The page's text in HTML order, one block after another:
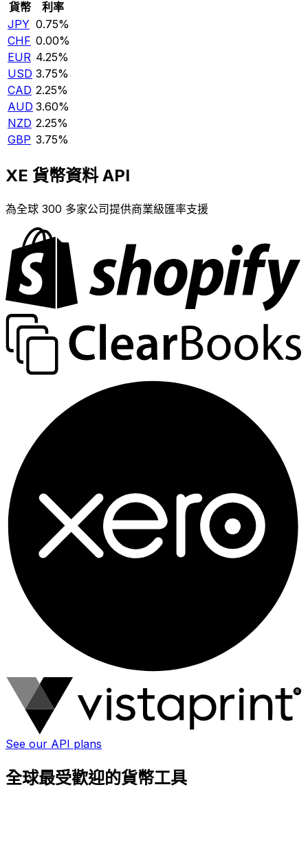
貨幣
利率
JPY 0.75%
CHF 0.00%
EUR 4.25%
USD 3.75%
CAD 2.25%
AUD 3.60%
NZD 2.25%
GBP 3.75%
XE 貨幣資料 API
為全球 300 多家公司提供商業級匯率支援
See our API plans
全球最受歡迎的貨幣工具